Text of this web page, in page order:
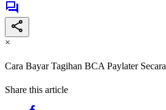
×
Cara Bayar Tagihan BCA Paylater
Share this article